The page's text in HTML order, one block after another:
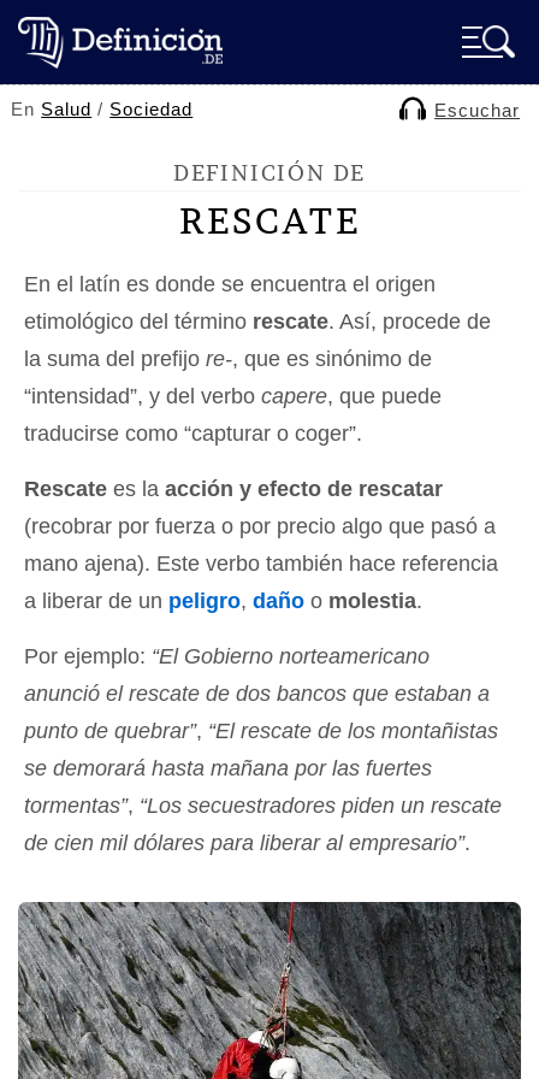
En Salud / Sociedad Escuchar
DEFINICIÓN DE
RESCATE
En el latín es donde se encuentra el origen
etimológico del término rescate. Así, procede de
la suma del prefijo re-, que es sinónimo de
“intensidad”, y del verbo capere, que puede
traducirse como “capturar o coger”.
Rescate es la acción y efecto de rescatar
(recobrar por fuerza o por precio algo que pasó a
mano ajena). Este verbo también hace referencia
a liberar de un peligro, daño o molestia.
Por ejemplo: “El Gobierno norteamericano
anunció el rescate de dos bancos que estaban a
punto de quebrar”, “El rescate de los montañistas
se demorará hasta mañana por las fuertes
tormentas”, “Los secuestradores piden un rescate
de cien mil dólares para liberar al empresario”.